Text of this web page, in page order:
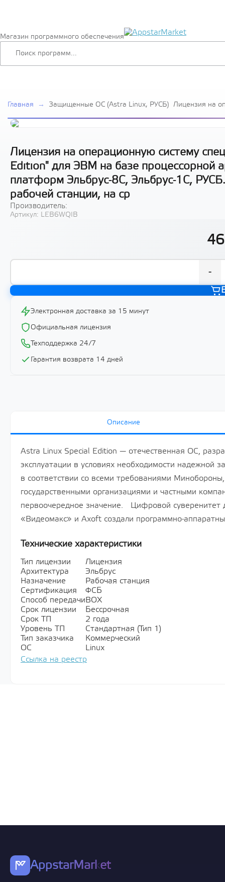
Магазин программного обеспечения
Главная → Защищенные ОС (Astra Linux, РУСБ) Лицензия на
Эльбрус-1С,
передачи
Лицензия на операционную систему
Edition" для ЭВМ на базе процессорной
платформ Эльбрус-8С, Эльбрус-1С,
рабочей станции, на ср
Производитель:
Артикул: LEB6WQIB
-
Электронная доставка за 15 минут
Официальная лицензия
Техподдержка 24/7
Гарантия возврата 14 дней
Описание
Astra Linux Special Edition — отечественная ОС,
эксплуатации в условиях необходимости
в соответствии со всеми требованиями
государственными организациями и частными
первоочередное значение. Цифровой суверенитет
«Видеомакс» и Axoft создали программно-
Технические характеристики
Тип лицензии
Лицензия
Архитектура
Эльбрус
Назначение
Рабочая станция
Сертификация
ФСБ
Способ передачиBOX
Срок лицензии
Бессрочная
Срок ТП
2 года
Уровень ТП
Стандартная (Тип 1)
Тип заказчика
Коммерческий
ОС
Linux
Ссылка на реестр
AppstarMarket